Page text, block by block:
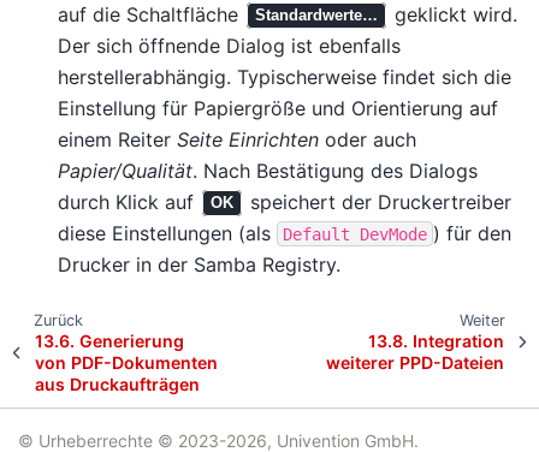
auf die Schaltfläche
Standardwerte…
geklickt wird.
Der sich öffnende Dialog ist ebenfalls
herstellerabhängig. Typischerweise findet sich die
Einstellung für Papiergröße und Orientierung auf
einem Reiter Seite Einrichten oder auch
Papier/Qualität. Nach Bestätigung des Dialogs
durch Klick auf
OK
speichert der Druckertreiber
diese Einstellungen (als
Default DevMode ) für den
Drucker in der Samba Registry.
Zurück
13.6. Generierung
von PDF-Dokumenten
aus Druckaufträgen
Weiter
13.8. Integration
weiterer PPD-Dateien
© Urheberrechte © 2023-2026, Univention GmbH.